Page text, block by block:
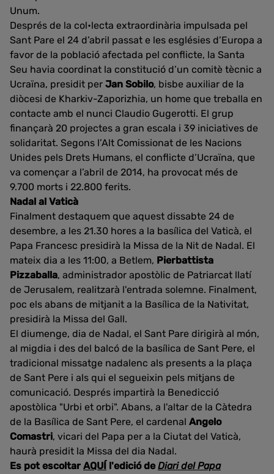
Unum.
Després de la col•lecta extraordinària impulsada pel
Sant Pare el 24 d’abril passat e les esglésies d’Europa a
favor de la població afectada pel conflicte, la Santa
Seu havia coordinat la constitució d’un comitè tècnic a
Ucraïna, presidit per Jan Sobilo, bisbe auxiliar de la
diòcesi de Kharkiv-Zaporizhia, un home que treballa en
contacte amb el nunci Claudio Gugerotti. El grup
finançarà 20 projectes a gran escala i 39 iniciatives de
solidaritat. Segons l’Alt Comissionat de les Nacions
Unides pels Drets Humans, el conflicte d’Ucraïna, que
va començar a l’abril de 2014, ha provocat més de
9.700 morts i 22.800 ferits.
Nadal al Vaticà
Finalment destaquem que aquest dissabte 24 de
desembre, a les 21.30 hores a la basílica del Vaticà, el
Papa Francesc presidirà la Missa de la Nit de Nadal. El
mateix dia a les 11:00, a Betlem, Pierbattista
Pizzaballa, administrador apostòlic de Patriarcat llatí
de Jerusalem, realitzarà l'entrada solemne. Finalment,
poc els abans de mitjanit a la Basílica de la Nativitat,
presidirà la Missa del Gall.
El diumenge, dia de Nadal, el Sant Pare dirigirà al món,
al migdia i des del balcó de la basílica de Sant Pere, el
tradicional missatge nadalenc als presents a la plaça
de Sant Pere i als qui el segueixin pels mitjans de
comunicació. Després impartirà la Benedicció
apostòlica "Urbi et orbi". Abans, a l'altar de la Càtedra
de la Basílica de Sant Pere, el cardenal Angelo
Comastri, vicari del Papa per a la Ciutat del Vaticà,
haurà presidit la Missa del dia Nadal.
Es pot escoltar AQUÍ l'edició deDiari del Papa